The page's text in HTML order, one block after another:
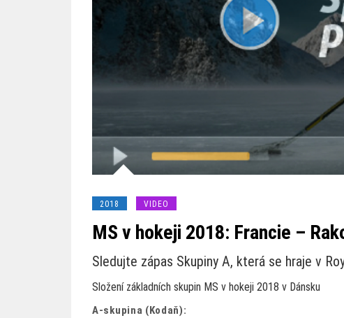
2018 VIDEO
MS v hokeji 2018: Francie –
Sledujte zápas Skupiny A, která se hraje v
Složení základních skupin MS v hokeji 2018 v Dánsku
A-skupina (Kodaň):